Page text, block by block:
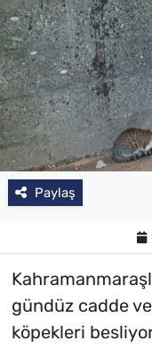
Paylaş
gündüz cadde
köpekleri